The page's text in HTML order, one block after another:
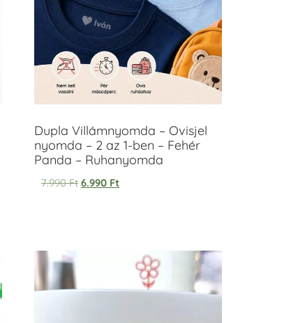
Dupla Villámnyomda – Ovisjel
nyomda – 2 az 1-ben – Fehér
Panda – Ruhanyomda
7.990Ft 6.990 Ft